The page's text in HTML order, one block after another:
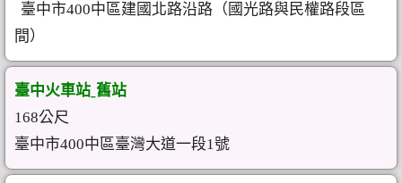
臺中市400中區建國北路沿路（國光路與民權路段區
間）
臺中火車站ˍ舊站
168公尺
臺中市400中區臺灣大道一段1號